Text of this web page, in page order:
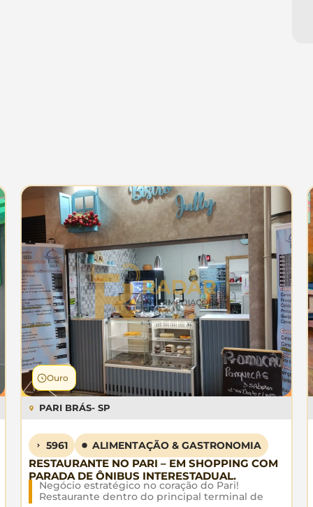
Ouro
PARI BRÁS- SP
5961 ALIMENTAÇÃO & GASTRONOMIA
RESTAURANTE NO PARI – EM SHOPPING COM
PARADA DE ÔNIBUS INTERESTADUAL.
Negócio estratégico no coração do Pari!
Restaurante dentro do principal terminal de